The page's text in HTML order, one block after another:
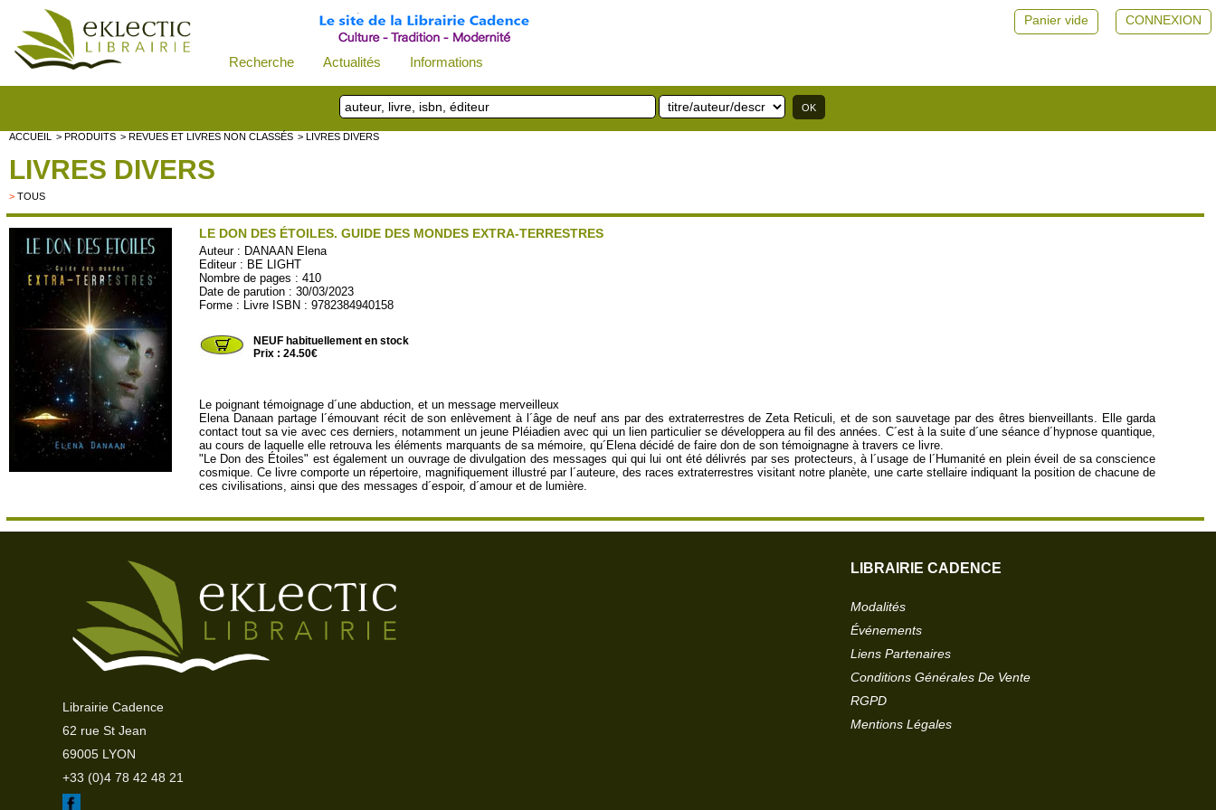
Recherche Actualités Informations
CONNEXION
Panier vide
ACCUEIL > PRODUITS > REVUES ET LIVRES NON CLASSÉS > LIVRES DIVERS
LIVRES DIVERS
> TOUS
LE DON DES ÉTOILES. GUIDE DES MONDES EXTRA-TERRESTRES
Auteur : DANAAN Elena
Editeur : BE LIGHT
Nombre de pages : 410
Date de parution : 30/03/2023
Forme : Livre ISBN : 9782384940158
NEUF habituellement en stock
Prix : 24.50€
Le poignant témoignage d´une abduction, et un message merveilleux
Elena Danaan partage l´émouvant récit de son enlèvement à l´âge de neuf ans par des extraterrestres de Zeta Reticuli, et de son sauvetage par des êtres bienveillants. Elle garda
contact tout sa vie avec ces derniers, notamment un jeune Pléiadien avec qui un lien particulier se développera au fil des années. C´est à la suite d´une séance d´hypnose quantique,
au cours de laquelle elle retrouva les éléments marquants de sa mémoire, qu´Elena décidé de faire don de son témoignagne à travers ce livre.
"Le Don des Étoiles" est également un ouvrage de divulgation des messages qui qui lui ont été délivrés par ses protecteurs, à l´usage de l´Humanité en plein éveil de sa conscience
cosmique. Ce livre comporte un répertoire, magnifiquement illustré par l´auteure, des races extraterrestres visitant notre planète, une carte stellaire indiquant la position de chacune de
ces civilisations, ainsi que des messages d´espoir, d´amour et de lumière.
Librairie Cadence
62 rue St Jean
69005 LYON
+33 (0)4 78 42 48 21
LIBRAIRIE CADENCE
Modalités
Événements
Liens Partenaires
Conditions Générales De Vente
RGPD
Mentions Légales